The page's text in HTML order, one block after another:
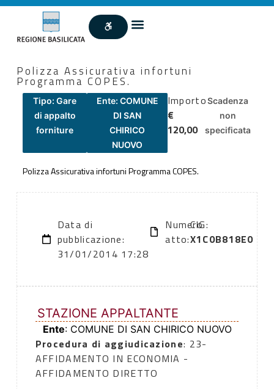
Polizza Assicurativa infortuni
Programma COPES.
Tipo: Gare
di appalto
forniture
Ente: COMUNE
DI SAN
CHIRICO
NUOVO
Importo
€
120,00
Scadenza
non
specificata
Polizza Assicurativa infortuni Programma COPES.
Data di
pubblicazione:
31/01/2014 17:28
Numero
atto:
CIG:
X1C0B818E0
STAZIONE APPALTANTE
Ente: COMUNE DI SAN CHIRICO NUOVO
Procedura di aggiudicazione: 23-
AFFIDAMENTO IN ECONOMIA -
AFFIDAMENTO DIRETTO